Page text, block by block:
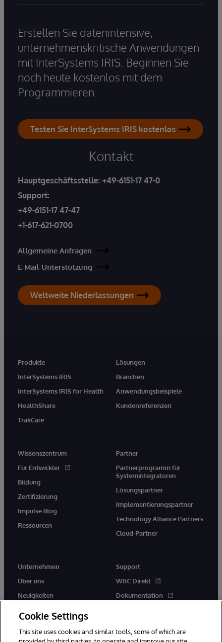
Erstellen Sie datenintensive,
unternehmenskritische Anwendungen
mit InterSystems IRIS. Beginnen Sie
noch heute kostenlos mit dem
Programmieren.
Testen Sie InterSystems IRIS kostenlos
Kontakt
Hauptgeschäftsstelle: +49-6151-17 47-0
Support:
+49-6151-17 47-47
+1-617-621-0700
Allgemeine Anfragen
E-Mail-Unterstützung
Weltweite Niederlassungen
Produkte
InterSystems IRIS
InterSystems IRIS for Health
HealthShare
TrakCare
Lösungen
Branchen
Anwendungsbeispiele
Kundenreferenzen
Wissenszentrum
Für Entwickler
Bildung
Zertifizierung
Impulse Blog
Ressourcen
Partner
Partnerprogramm für
Systemintegratoren
Lösungspartner
Implementierungspartner
Technology Alliance Partners
Cloud-Partner
Unternehmen
Über uns
Neuigkeiten
Support
WRC Direkt
Dokumentation
Cookie Settings
This site uses cookies and similar tools, some of which are